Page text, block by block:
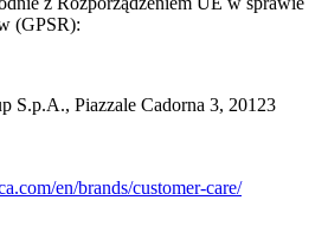
(GPSR):
S.p.A., Piazzale Cadorna 3, 20123
en/brands/customer-care/